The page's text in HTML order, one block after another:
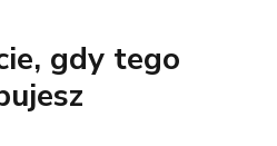
gdy tego